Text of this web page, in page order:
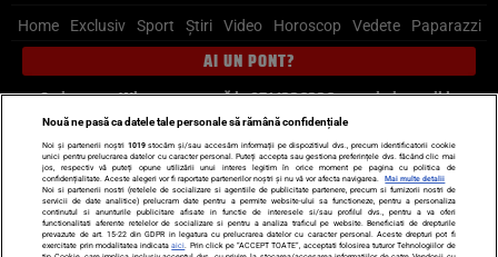
Home Exclusiv Sport Știri Video Horoscop Vedete Paparazzi
AI UN PONT?
Scrie-ne pe Whatsapp, sună la 0741226226 sau trimite mail la
pont@cancan.ro
Știri interne Știri externe
Politică
Ultimele stiri
Diete Insula Iubirii Dictionar de vise
LIFE STYLE
Horoscop
Nouă ne pasă ca datele tale personale să rămână confidențiale
Noi și partenerii noștri 1019stocăm și/sau accesăm informații pe dispozitivul dvs., precum identificatorii cookie
unici pentru prelucrarea datelor cu caracter personal. Puteți accepta sau gestiona preferințele dvs. făcând clic mai
jos, respectiv vă puteți opune utilizării unui interes legitim în orice moment pe pagina cu politica de
confidențialitate. Aceste alegeri vor fi raportate partenerilor noștri și nu vă vor afecta navigarea.
Mai multe detalii
Noi si partenerii nostri (retelele de socializare si agentiile de publicitate partenere, precum si furnizorii nostri de
servicii de date analitice) prelucram date pentru a permite website-ului sa functioneze, pentru a personaliza
continutul si anunturile publicitare afisate in functie de interesele si/sau profilul dvs., pentru a va oferi
functionalitati aferente retelelor de socializare si pentru a analiza traficul pe website. Beneficiati de drepturile
prevazute de art. 15-22 din GDPR in legatura cu prelucrarea datelor cu caracter personal. Aceste drepturi pot fi
exercitate prin modalitatea indicataaici . Prin click pe “ACCEPT TOATE”, acceptati folosirea tuturor Tehnologiilor de